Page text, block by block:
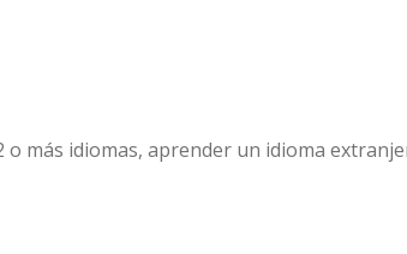
más idiomas, aprender un idioma